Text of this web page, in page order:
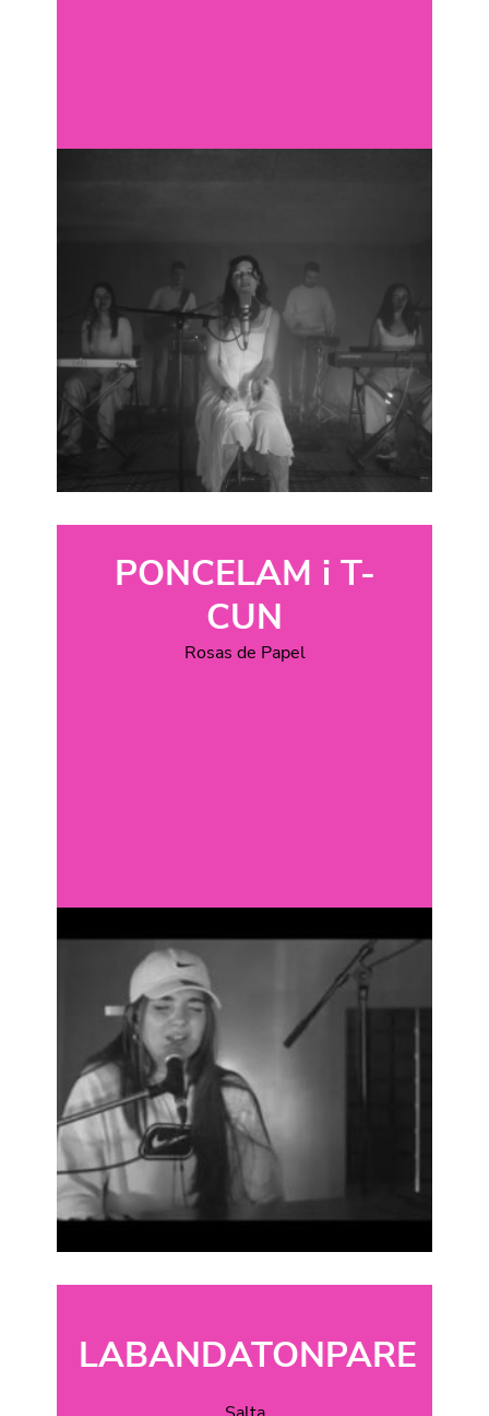
PONCELAM i T-
CUN
Rosas de Papel
LABANDATONPARE